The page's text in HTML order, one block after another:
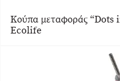
Κούπα μεταφοράς “Dots
Ecolife